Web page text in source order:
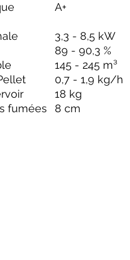
A+
3,3 - 8,5 kW
89 - 90,3 %
145 - 245 m³
0,7 - 1,9 kg/h
18 kg
fumées
8 cm